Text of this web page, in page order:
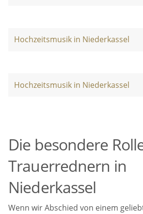
Hochzeitsmusik in Niederkassel
Hochzeitsmusik in Niederkassel
Die besondere
Trauerrednern in
Niederkassel
Wenn wir Abschied von einem